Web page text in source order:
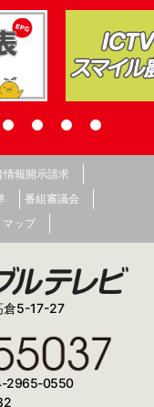
情報開示請求
番組審議会
マップ
倉5-17-27
2965-0550